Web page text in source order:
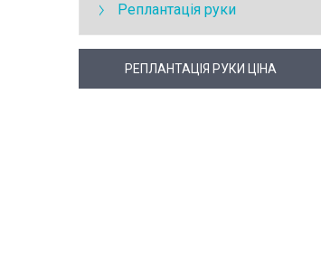
Реплантація руки
РЕПЛАНТАЦІЯ РУКИ ЦІНА